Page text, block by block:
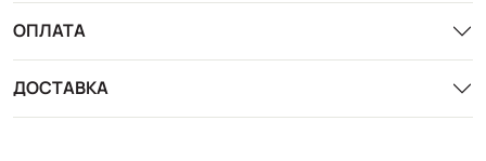
ОПЛАТА
ДОСТАВКА